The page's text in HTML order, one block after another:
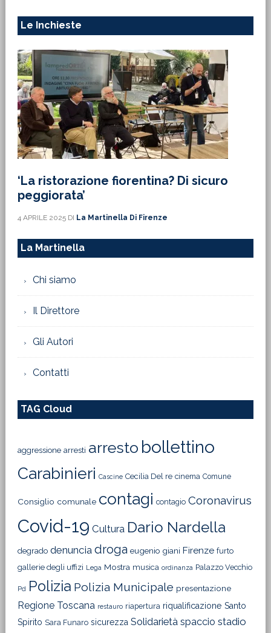
Le Inchieste
‘La ristorazione fiorentina? Di sicuro
peggiorata’
4 APRILE 2025DI La Martinella Di Firenze
La Martinella
Chi siamo
Il Direttore
Gli Autori
Contatti
TAG Cloud
aggressione arresti arresto bollettino
Carabinieri Cascine Cecilia Del re cinema Comune
Consiglio comunale contagi contagio Coronavirus
Covid-19 Cultura Dario Nardella
degrado denuncia droga eugenio giani Firenze furto
gallerie degli uffizi Lega Mostra musica ordinanza Palazzo Vecchio
Pd Polizia Polizia Municipale presentazione
Regione Toscana restauro riapertura riqualificazione Santo
Spirito Sara Funaro sicurezza Solidarietà spaccio stadio